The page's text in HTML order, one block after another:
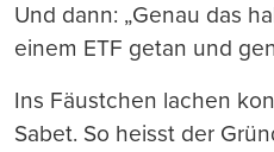
Und dann: „Genau das
einem ETF getan und
Ins Fäustchen lachen
Sabet. So heisst der